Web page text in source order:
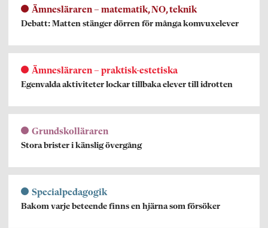
Ämnesläraren – matematik, NO, teknik
Debatt: Matten stänger dörren för många komvuxelever
Ämnesläraren – praktisk-estetiska
Egenvalda aktiviteter lockar tillbaka elever till idrotten
Grundskolläraren
Stora brister i känslig övergång
Specialpedagogik
Bakom varje beteende finns en hjärna som försöker